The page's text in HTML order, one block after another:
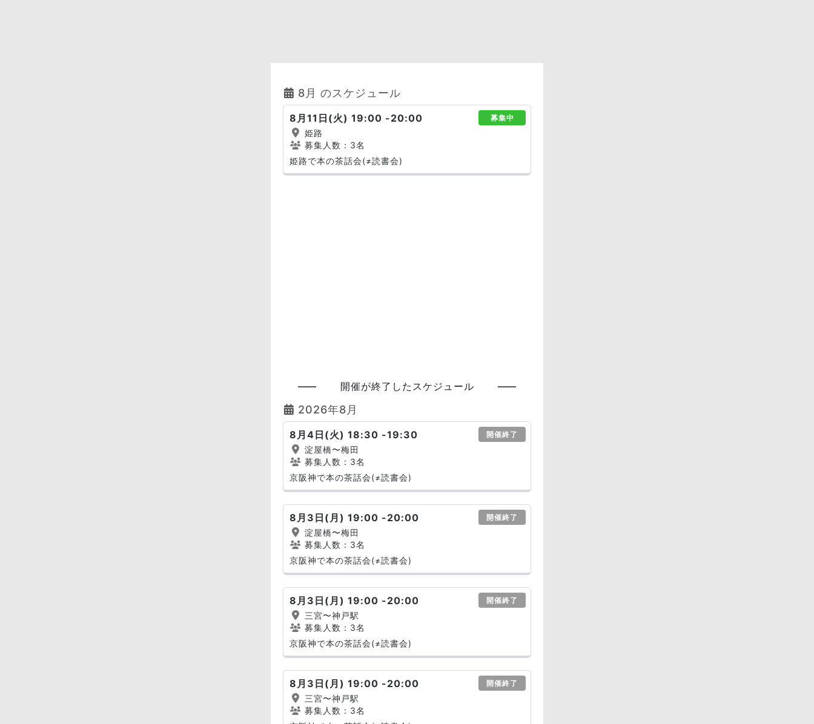
8月 のスケジュール
8月11日(火) 19:00 -20:00 募集中
姫路
募集人数：3名
姫路で本の茶話会(≠読書会)
開催が終了したスケジュール
2026年8月
8月4日(火) 18:30 -19:30 開催終了
淀屋橋〜梅田
募集人数：3名
京阪神で本の茶話会(≠読書会)
8月3日(月) 19:00 -20:00 開催終了
淀屋橋〜梅田
募集人数：3名
京阪神で本の茶話会(≠読書会)
8月3日(月) 19:00 -20:00 開催終了
三宮〜神戸駅
募集人数：3名
京阪神で本の茶話会(≠読書会)
8月3日(月) 19:00 -20:00 開催終了
三宮〜神戸駅
募集人数：3名